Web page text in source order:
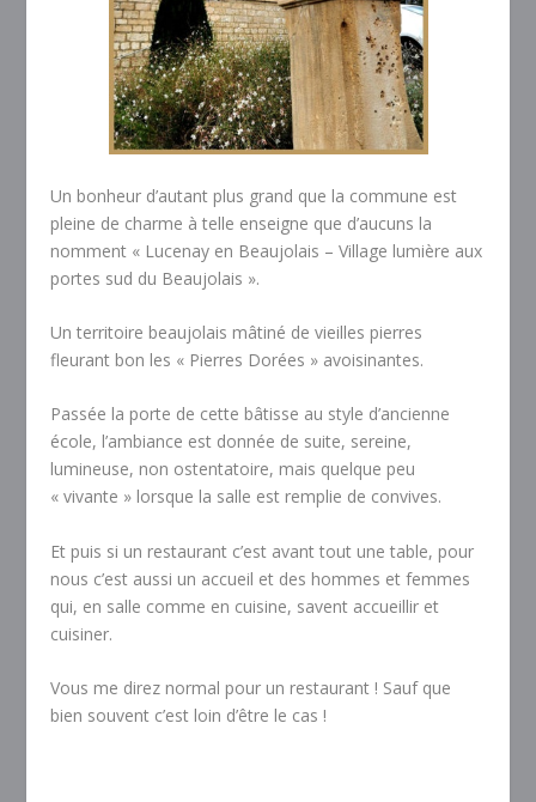
Un bonheur d’autant plus grand que la commune est
pleine de charme à telle enseigne que d’aucuns la
nomment « Lucenay en Beaujolais – Village lumière aux
portes sud du Beaujolais ».
Un territoire beaujolais mâtiné de vieilles pierres
fleurant bon les « Pierres Dorées » avoisinantes.
Passée la porte de cette bâtisse au style d’ancienne
école, l’ambiance est donnée de suite, sereine,
lumineuse, non ostentatoire, mais quelque peu
« vivante » lorsque la salle est remplie de convives.
Et puis si un restaurant c’est avant tout une table, pour
nous c’est aussi un accueil et des hommes et femmes
qui, en salle comme en cuisine, savent accueillir et
cuisiner.
Vous me direz normal pour un restaurant ! Sauf que
bien souvent c’est loin d’être le cas !